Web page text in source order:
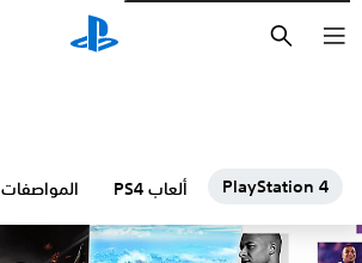
ألعاب PS4 المواصفات التقنية